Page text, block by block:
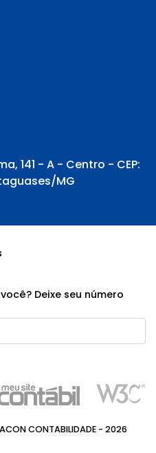
141 - A - Centro - CEP:
MG
Deixe seu número
CONTABILIDADE - 2026